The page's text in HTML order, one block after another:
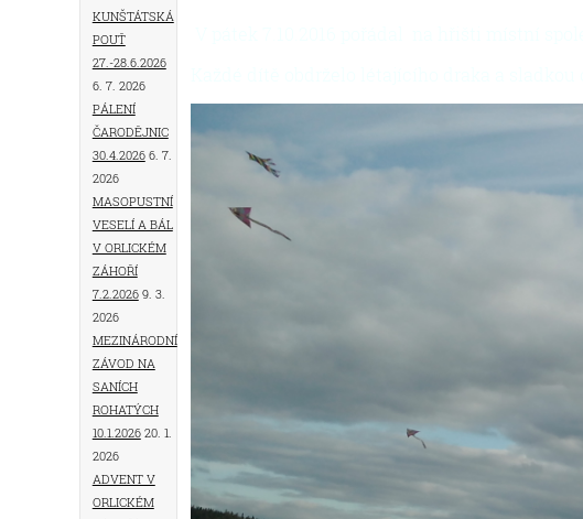
Kunštátská
pouť
27.-28.6.2026
6. 7. 2026
Pálení
čarodějnic
30.4.20266. 7.
2026
Masopustní
veselí a bál
v Orlickém
Záhoří
7.2.20269. 3.
2026
Mezinárodní
závod na
saních
rohatých
10.1.202620. 1.
2026
Advent v
Orlickém